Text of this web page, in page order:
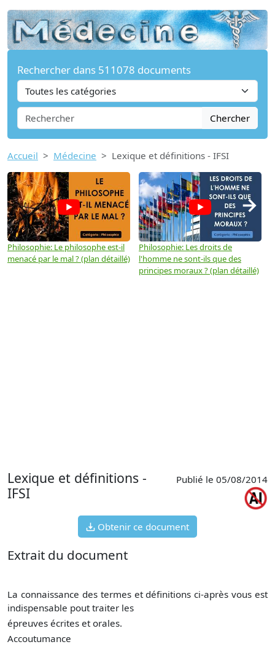
Rechercher dans 511078 documents
Chercher
Accueil Médecine Lexique et définitions - IFSI
Philosophie: Le philosophe est-il
menacé par le mal ? (plan détaillé)
Philosophie: Les droits de
l'homme ne sont-ils que des
principes moraux ? (plan détaillé)
→
Lexique et définitions -
IFSI
Publié le 05/08/2014
Obtenir ce document
Extrait du document
La connaissance des termes et définitions ci-après vous est
indispensable pout traiter les
épreuves écrites et orales.
Accoutumance